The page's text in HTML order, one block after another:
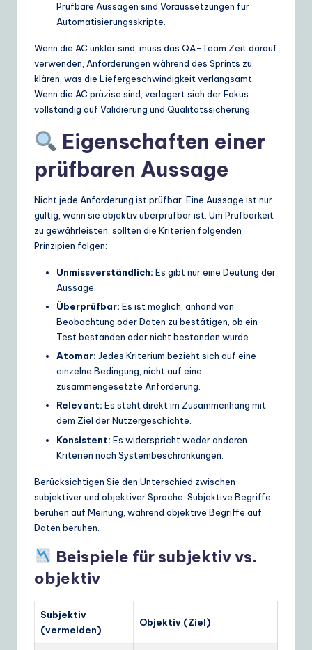
Prüfbare Aussagen sind Voraussetzungen für
Automatisierungsskripte.
Wenn die AC unklar sind, muss das QA-Team Zeit darauf
verwenden, Anforderungen während des Sprints zu
klären, was die Liefergeschwindigkeit verlangsamt.
Wenn die AC präzise sind, verlagert sich der Fokus
vollständig auf Validierung und Qualitätssicherung.
Eigenschaften einer
prüfbaren Aussage
Nicht jede Anforderung ist prüfbar. Eine Aussage ist nur
gültig, wenn sie objektiv überprüfbar ist. Um Prüfbarkeit
zu gewährleisten, sollten die Kriterien folgenden
Prinzipien folgen:
Unmissverständlich: Es gibt nur eine Deutung der
Aussage.
Überprüfbar: Es ist möglich, anhand von
Beobachtung oder Daten zu bestätigen, ob ein
Test bestanden oder nicht bestanden wurde.
Atomar: Jedes Kriterium bezieht sich auf eine
einzelne Bedingung, nicht auf eine
zusammengesetzte Anforderung.
Relevant: Es steht direkt im Zusammenhang mit
dem Ziel der Nutzergeschichte.
Konsistent: Es widerspricht weder anderen
Kriterien noch Systembeschränkungen.
Berücksichtigen Sie den Unterschied zwischen
subjektiver und objektiver Sprache. Subjektive Begriffe
beruhen auf Meinung, während objektive Begriffe auf
Daten beruhen.
Beispiele für subjektiv vs.
objektiv
Subjektiv
(vermeiden)
Objektiv (Ziel)